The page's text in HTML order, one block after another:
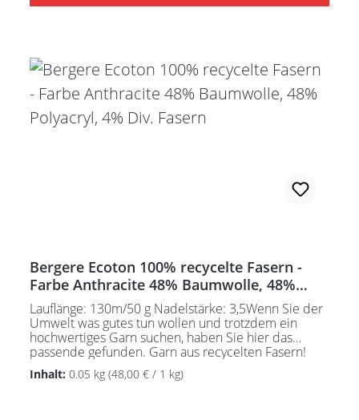
Bergere Ecoton 100% recycelte Fasern -
Farbe Anthracite 48% Baumwolle, 48%
Polyacryl, 4% Div. Fasern
Lauflänge: 130m/50 g Nadelstärke: 3,5Wenn Sie der
Umwelt was gutes tun wollen und trotzdem ein
hochwertiges Garn suchen, haben Sie hier das
passende gefunden. Garn aus recycelten Fasern!
Pflegeanleitung:Waschbar bei 30°C - sehr schonend
/ Wolle(Wollschleudern / nicht schleudern)
Inhalt: 0.05 kg (48,00 € / 1 kg)